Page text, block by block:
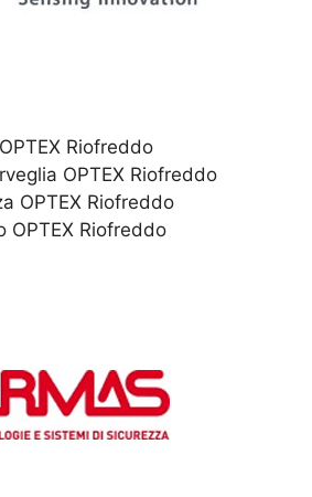
Riofreddo
OPTEX Riofreddo
OPTEX Riofreddo
OPTEX Riofreddo